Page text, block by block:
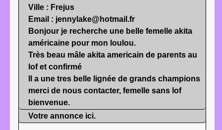
Ville : Frejus
Email : jennylake@hotmail.fr
Bonjour je recherche une belle femelle akita
américaine pour mon loulou.
Très beau mâle akita americain de parents au
lof et confirmé
Il a une tres belle lignée de grands champions
merci de nous contacter, femelle sans lof
bienvenue.
Votre annonce ici.